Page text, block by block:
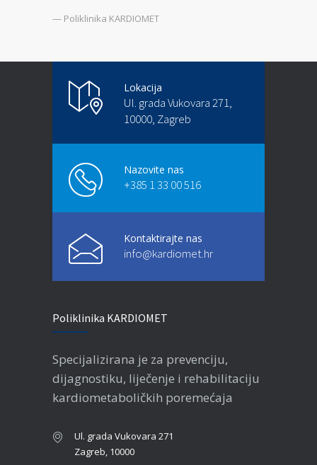
— Poliklinika KARDIOMET
Lokacija
Ul. grada Vukovara 271,
10000, Zagreb
Nazovite nas
+385 1 33 00 516
Kontaktirajte nas
info@kardiomet.hr
Poliklinika KARDIOMET
Specijalizirana je za prevenciju,
dijagnostiku, liječenje i rehabilitaciju
kardiometaboličkih poremećaja
Ul. grada Vukovara 271
Zagreb, 10000